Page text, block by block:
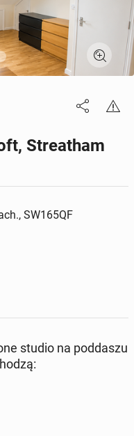
Streatham
SW165QF
studio na poddaszu